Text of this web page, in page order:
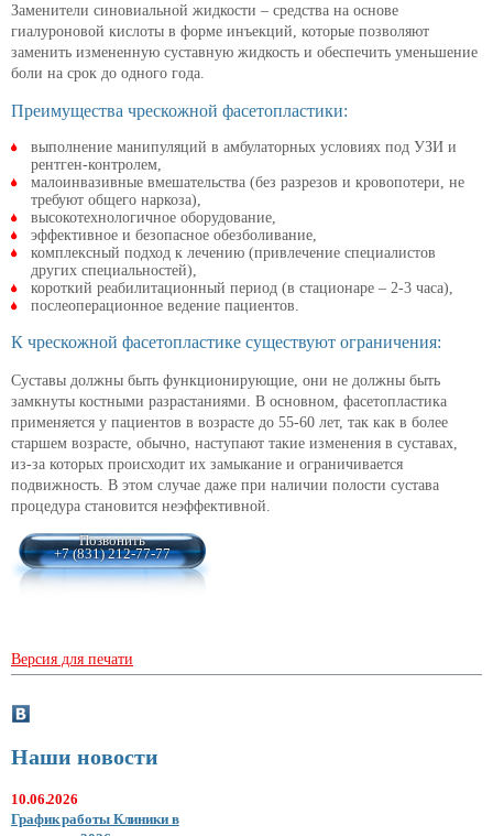
Заменители синовиальной жидкости – средства на основе
гиалуроновой кислоты в форме инъекций, которые позволяют
заменить измененную суставную жидкость и обеспечить уменьшение
боли на срок до одного года.
Преимущества чрескожной фасетопластики:
выполнение манипуляций в амбулаторных условиях под УЗИ и
рентген-контролем,
малоинвазивные вмешательства (без разрезов и кровопотери, не
требуют общего наркоза),
высокотехнологичное оборудование,
эффективное и безопасное обезболивание,
комплексный подход к лечению (привлечение специалистов
других специальностей),
короткий реабилитационный период (в стационаре – 2-3 часа),
послеоперационное ведение пациентов.
К чрескожной фасетопластике существуют ограничения:
Суставы должны быть функционирующие, они не должны быть
замкнуты костными разрастаниями. В основном, фасетопластика
применяется у пациентов в возрасте до 55-60 лет, так как в более
старшем возрасте, обычно, наступают такие изменения в суставах,
из-за которых происходит их замыкание и ограничивается
подвижность. В этом случае даже при наличии полости сустава
процедура становится неэффективной.
Позвонить
+7 (831) 212-77-77
Версия для печати
Наши новости
10.06.2026
График работы Клиники в